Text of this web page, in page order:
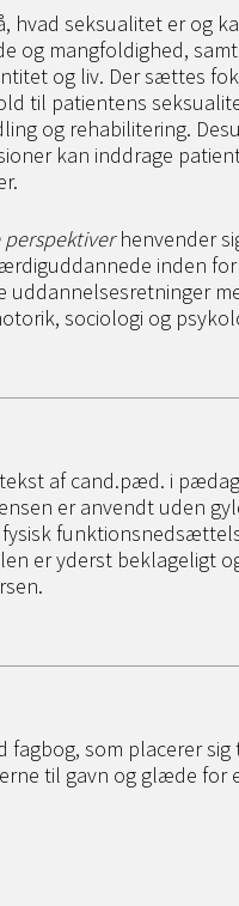
hvad seksualitet er og
og mangfoldighed,
og liv. Der sættes
til patientens
og rehabilitering.
kan inddrage
henvender
inden
uddannelsesretninger
sociologi og
af cand.pæd. i
er anvendt uden
er yderst beklageligt
fagbog, som placerer
til gavn og glæde for